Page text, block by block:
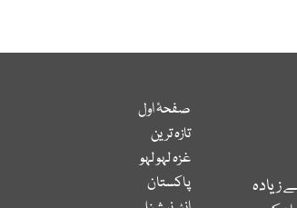
زیادہ
صفحۂ اول
تازہ ترین
غزہ لہو لہو
پاکستان